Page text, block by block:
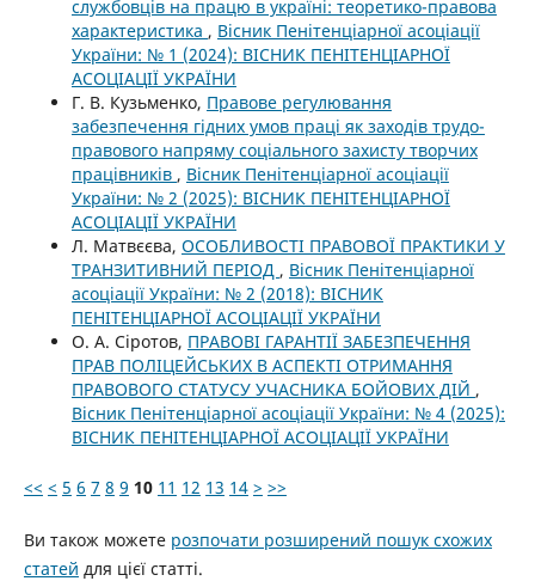
службовців на працю в україні: теоретико-правова
характеристика , Вісник Пенітенціарної асоціації
України: № 1 (2024): ВІСНИК ПЕНІТЕНЦІАРНОЇ
АСОЦІАЦІЇ УКРАЇНИ
Г. В. Кузьменко, Правове регулювання
забезпечення гідних умов праці як заходів трудо-
правового напряму соціального захисту творчих
працівників , Вісник Пенітенціарної асоціації
України: № 2 (2025): ВІСНИК ПЕНІТЕНЦІАРНОЇ
АСОЦІАЦІЇ УКРАЇНИ
Л. Матвєєва, ОСОБЛИВОСТІ ПРАВОВОЇ ПРАКТИКИ У
ТРАНЗИТИВНИЙ ПЕРІОД , Вісник Пенітенціарної
асоціації України: № 2 (2018): ВІСНИК
ПЕНІТЕНЦІАРНОЇ АСОЦІАЦІЇ УКРАЇНИ
О. А. Сіротов, ПРАВОВІ ГАРАНТІЇ ЗАБЕЗПЕЧЕННЯ
ПРАВ ПОЛІЦЕЙСЬКИХ В АСПЕКТІ ОТРИМАННЯ
ПРАВОВОГО СТАТУСУ УЧАСНИКА БОЙОВИХ ДІЙ ,
Вісник Пенітенціарної асоціації України: № 4 (2025):
ВІСНИК ПЕНІТЕНЦІАРНОЇ АСОЦІАЦІЇ УКРАЇНИ
<< < 5 6 7 8 9 10 11 12 13 14 > >>
Ви також можете розпочати розширений пошук схожих
статей для цієї статті.